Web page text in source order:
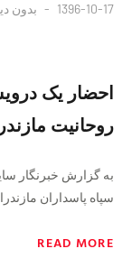
1396-10-17 بدون
احضار یک
روحانیت
به گزارش خبرنگار
سپاه پاسداران
READ MORE